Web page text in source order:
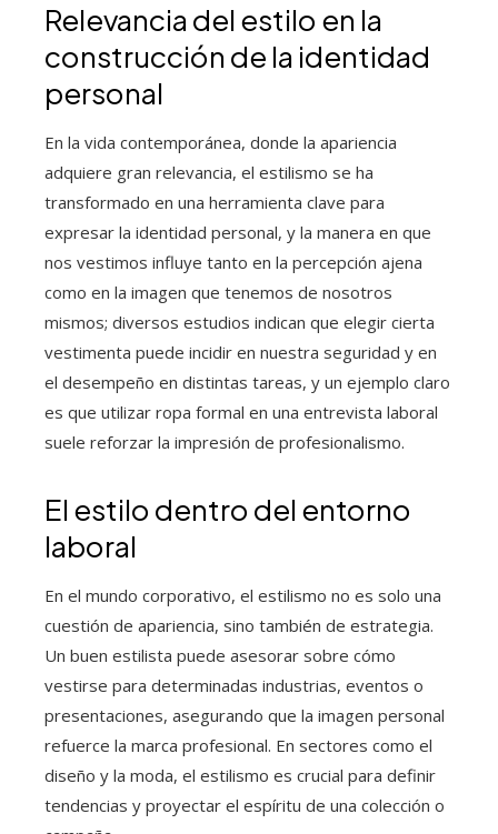
Relevancia del estilo en la
construcción de la identidad
personal
En la vida contemporánea, donde la apariencia
adquiere gran relevancia, el estilismo se ha
transformado en una herramienta clave para
expresar la identidad personal, y la manera en que
nos vestimos influye tanto en la percepción ajena
como en la imagen que tenemos de nosotros
mismos; diversos estudios indican que elegir cierta
vestimenta puede incidir en nuestra seguridad y en
el desempeño en distintas tareas, y un ejemplo claro
es que utilizar ropa formal en una entrevista laboral
suele reforzar la impresión de profesionalismo.
El estilo dentro del entorno
laboral
En el mundo corporativo, el estilismo no es solo una
cuestión de apariencia, sino también de estrategia.
Un buen estilista puede asesorar sobre cómo
vestirse para determinadas industrias, eventos o
presentaciones, asegurando que la imagen personal
refuerce la marca profesional. En sectores como el
diseño y la moda, el estilismo es crucial para definir
tendencias y proyectar el espíritu de una colección o